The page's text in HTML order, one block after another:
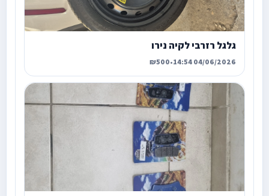
גלגל רזרבי לקיה נירו
04/06/2026 14:54
•
₪500